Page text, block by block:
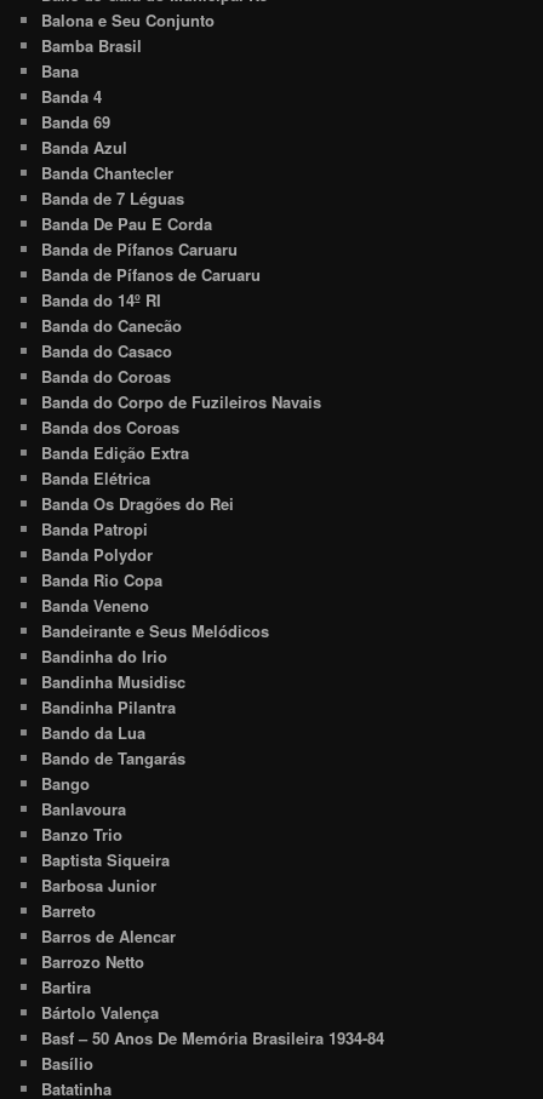
Balona e Seu Conjunto
Bamba Brasil
Bana
Banda 4
Banda 69
Banda Azul
Banda Chantecler
Banda de 7 Léguas
Banda De Pau E Corda
Banda de Pífanos Caruaru
Banda de Pífanos de Caruaru
Banda do 14º RI
Banda do Canecão
Banda do Casaco
Banda do Coroas
Banda do Corpo de Fuzileiros Navais
Banda dos Coroas
Banda Edição Extra
Banda Elétrica
Banda Os Dragões do Rei
Banda Patropi
Banda Polydor
Banda Rio Copa
Banda Veneno
Bandeirante e Seus Melódicos
Bandinha do Irio
Bandinha Musidisc
Bandinha Pilantra
Bando da Lua
Bando de Tangarás
Bango
Banlavoura
Banzo Trio
Baptista Siqueira
Barbosa Junior
Barreto
Barros de Alencar
Barrozo Netto
Bartira
Bártolo Valença
Basf – 50 Anos De Memória Brasileira 1934-84
Basílio
Batatinha